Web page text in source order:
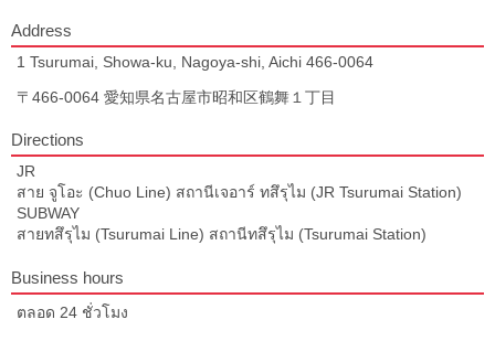
Address
1 Tsurumai, Showa-ku, Nagoya-shi, Aichi 466-0064
〒466-0064 愛知県名古屋市昭和区鶴舞１丁目
Directions
JR
สาย จูโอะ (Chuo Line) สถานีเจอาร์ ทสึรุไม (JR Tsurumai Station)
SUBWAY
สายทสึรุไม (Tsurumai Line) สถานีทสึรุไม (Tsurumai Station)
Business hours
ตลอด 24 ชั่วโมง